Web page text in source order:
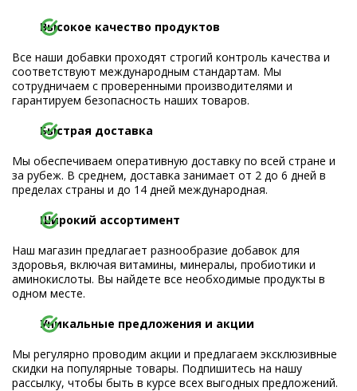
Высокое качество продуктов
Все наши добавки проходят строгий контроль качества и
соответствуют международным стандартам. Мы
сотрудничаем с проверенными производителями и
гарантируем безопасность наших товаров.
Быстрая доставка
Мы обеспечиваем оперативную доставку по всей стране и
за рубеж. В среднем, доставка занимает от 2 до 6 дней в
пределах страны и до 14 дней международная.
Широкий ассортимент
Наш магазин предлагает разнообразие добавок для
здоровья, включая витамины, минералы, пробиотики и
аминокислоты. Вы найдете все необходимые продукты в
одном месте.
Уникальные предложения и акции
Мы регулярно проводим акции и предлагаем эксклюзивные
скидки на популярные товары. Подпишитесь на нашу
рассылку, чтобы быть в курсе всех выгодных предложений.